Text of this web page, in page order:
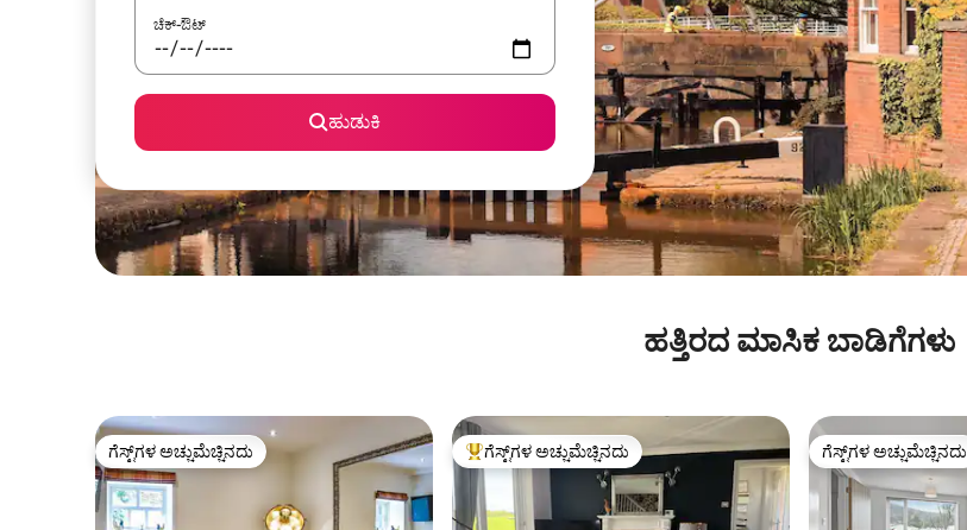
ಚೆಕ್-ಔಟ್
ಹುಡುಕಿ
ಹತ್ತಿರದ ಮಾಸಿಕ ಬಾಡಿಗೆಗಳು
ಗೆಸ್ಟ್‌ಗಳ ಅಚ್ಚುಮೆಚ್ಚಿನದು
ಗೆಸ್ಟ್‌ಗಳ ಅಚ್ಚುಮೆಚ್ಚಿನದು ಗೆಸ್ಟ್‌ಗಳಿಗೆ ಅತಿ ಹೆಚ್ಚು ಅಚ್ಚುಮೆಚ್ಚಿನದು
ಗೆಸ್ಟ್‌ಗಳ ಅಚ್ಚುಮೆಚ್ಚಿನದು ಗೆಸ್ಟ್‌ಗಳ ಅಚ್ಚುಮೆಚ್ಚಿನದು
ಗೆಸ್ಟ್‌ಗಳ ಅಚ್ಚುಮೆಚ್ಚಿನದು